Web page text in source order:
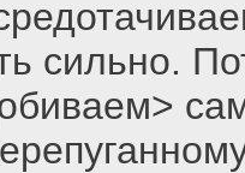
сильно.